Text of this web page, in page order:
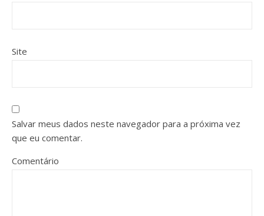
Site
Salvar meus dados neste navegador para a próxima vez
que eu comentar.
Comentário